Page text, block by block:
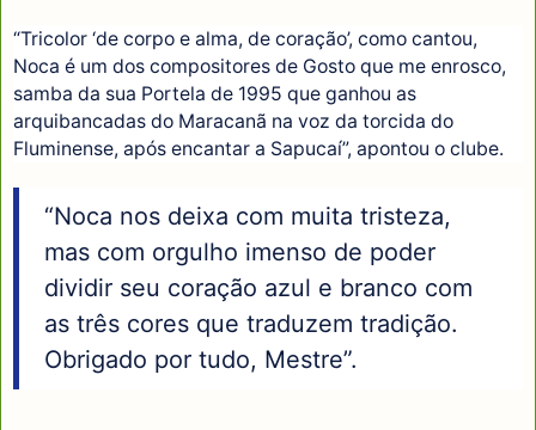
“Tricolor ‘de corpo e alma, de coração’, como cantou,
Noca é um dos compositores de Gosto que me enrosco,
samba da sua Portela de 1995 que ganhou as
arquibancadas do Maracanã na voz da torcida do
Fluminense, após encantar a Sapucaí”, apontou o clube.
“Noca nos deixa com muita tristeza,
mas com orgulho imenso de poder
dividir seu coração azul e branco com
as três cores que traduzem tradição.
Obrigado por tudo, Mestre”.